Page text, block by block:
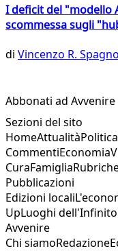
I deficit del "modello
scommessa sugli
di Vincenzo R.
Abbonati ad Avvenire
Sezioni del sito
HomeAttualitàPolitica
CommentiEconomia
CuraFamiglia
Pubblicazioni
Edizioni locali
UpLuoghi dell'Infinito
Avvenire
Chi siamoRedazione